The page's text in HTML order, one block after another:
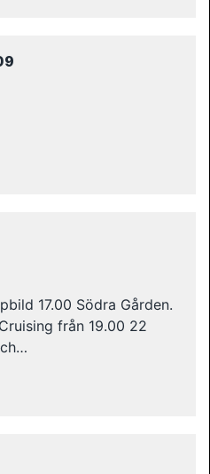
17.00 Södra Gården.
från 19.00 22